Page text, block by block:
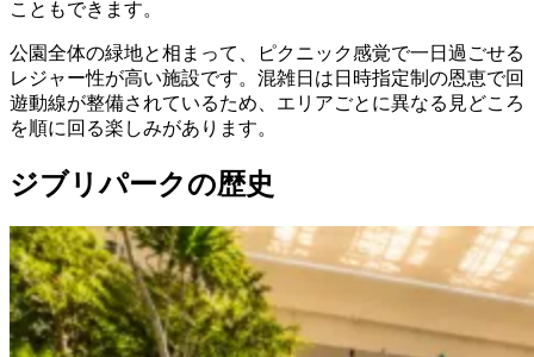
こともできます。
公園全体の緑地と相まって、ピクニック感覚で一日過ごせる
レジャー性が高い施設です。混雑日は日時指定制の恩恵で回
遊動線が整備されているため、エリアごとに異なる見どころ
を順に回る楽しみがあります。
ジブリパークの歴史